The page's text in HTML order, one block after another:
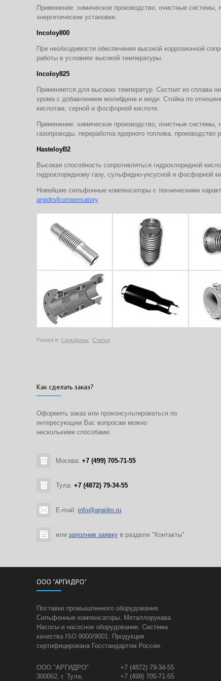
Применение: химическое производство, очистные системы,
энергетические установки.
Incoloy800
При необходимости обеспечения высокой коррозионной
работы в условиях высокой темпера­туры.
Incoloy825
Применяется для высоких температур. Состоит из сплава
хрома с добавлением молибдена и меди. Стойка по
кислотам, серной и фос­форной кислоте.
Применение: химическое производство, очистные системы,
газопроводы, переработка ядерного топлива, производство
HasteloyВ2
Высокая способность сопротивляться гидрохлоридной
гидрохлоридному газу, сульфидно-уксусной и фосфорной
Новейшие сильфонные компенсаторы с техническими
argidro/kompensatory
Posted in Сильфоны Статьи
Как сделать заказ?
Оформить заказ или проконсультироваться по
интересующим Вас вопросам можно
несколькими способами:
Москва: +7 (499) 705-71-55
Тула: +7 (4872) 79-34-55
E-mail: info@argidro.ru
или заполнив заявку в разделе "Контакты"
ООО "АРГИДРО"
Поставки промышленного оборудования.
Сильфонные компенсаторы. Металлорукава.
Насосы и насосное оборудование. Система
качества ISO 9000/9001. Продукция
сертифицирована Госстандартом России.
ООО "АРГИДРО"
+7 (4872) 79-34-55
300062, г. Тула,
+7 (499) 705-71-55